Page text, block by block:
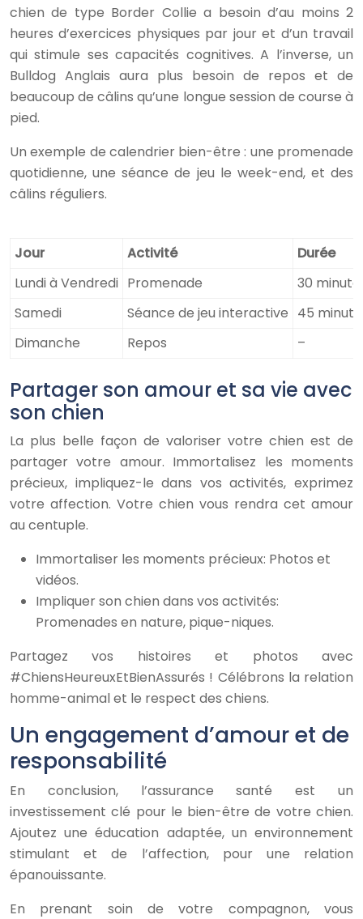
chien de type Border Collie a besoin d’au moins 2
heures d’exercices physiques par jour et d’un travail
qui stimule ses capacités cognitives. A l’inverse, un
Bulldog Anglais aura plus besoin de repos et de
beaucoup de câlins qu’une longue session de course à
pied.
Un exemple de calendrier bien-être : une promenade
quotidienne, une séance de jeu le week-end, et des
câlins réguliers.
Jour Activité
Durée
Lundi à Vendredi Promenade
30
Samedi
Séance de jeu interactive 45
Dimanche
Repos –
Partager son amour et sa vie avec
son chien
La plus belle façon de valoriser votre chien est de
partager votre amour. Immortalisez les moments
précieux, impliquez-le dans vos activités, exprimez
votre affection. Votre chien vous rendra cet amour
au centuple.
Immortaliser les moments précieux: Photos et
vidéos.
Impliquer son chien dans vos activités:
Promenades en nature, pique-niques.
Partagez vos histoires et photos avec
#ChiensHeureuxEtBienAssurés ! Célébrons la relation
homme-animal et le respect des chiens.
Un engagement d’amour et de
responsabilité
En conclusion, l’assurance santé est un
investissement clé pour le bien-être de votre chien.
Ajoutez une éducation adaptée, un environnement
stimulant et de l’affection, pour une relation
épanouissante.
En prenant soin de votre compagnon, vous